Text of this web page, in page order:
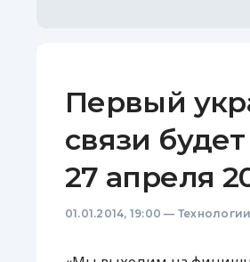
Первый
связи
27 апреля
01.01.2014, 19:00 —